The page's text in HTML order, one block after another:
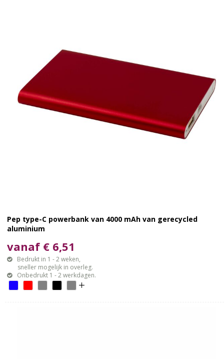
Pep type-C powerbank van 4000 mAh van gerecycled
aluminium
vanaf € 6,51
Bedrukt in 1 - 2 weken,
sneller mogelijk in overleg.
Onbedrukt 1 - 2 werkdagen.